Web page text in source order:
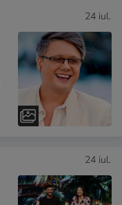
24 iul.
24 iul.